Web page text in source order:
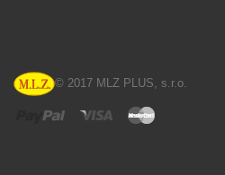
© 2017 MLZ PLUS, s.r.o.